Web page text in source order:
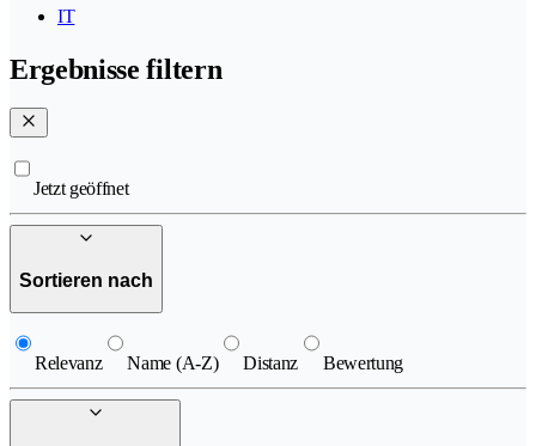
IT
Ergebnisse filtern
Jetzt geöffnet
Sortieren nach
Relevanz Name (A-Z) Distanz Bewertung